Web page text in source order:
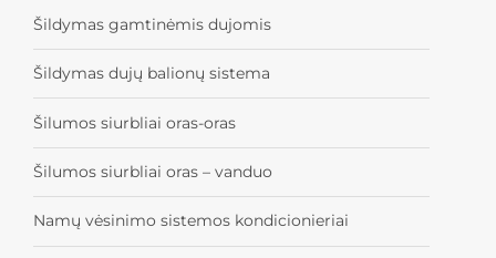
Šildymas gamtinėmis dujomis
Šildymas dujų balionų sistema
Šilumos siurbliai oras-oras
Šilumos siurbliai oras – vanduo
Namų vėsinimo sistemos kondicionieriai